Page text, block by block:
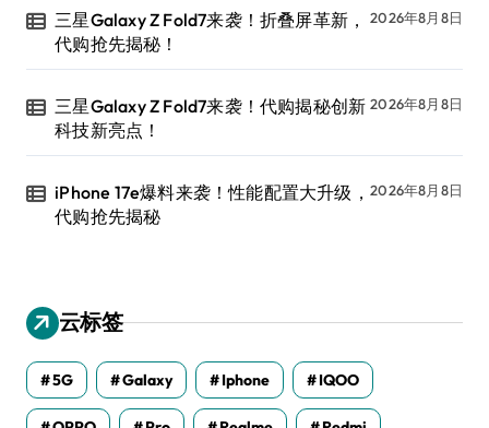
三星Galaxy Z Fold7来袭！折叠屏革新，
代购抢先揭秘！
2026年8月8日
三星Galaxy Z Fold7来袭！代购揭秘创新
科技新亮点！
2026年8月8日
iPhone 17e爆料来袭！性能配置大升级，
代购抢先揭秘
2026年8月8日
云标签
5G Galaxy Iphone IQOO